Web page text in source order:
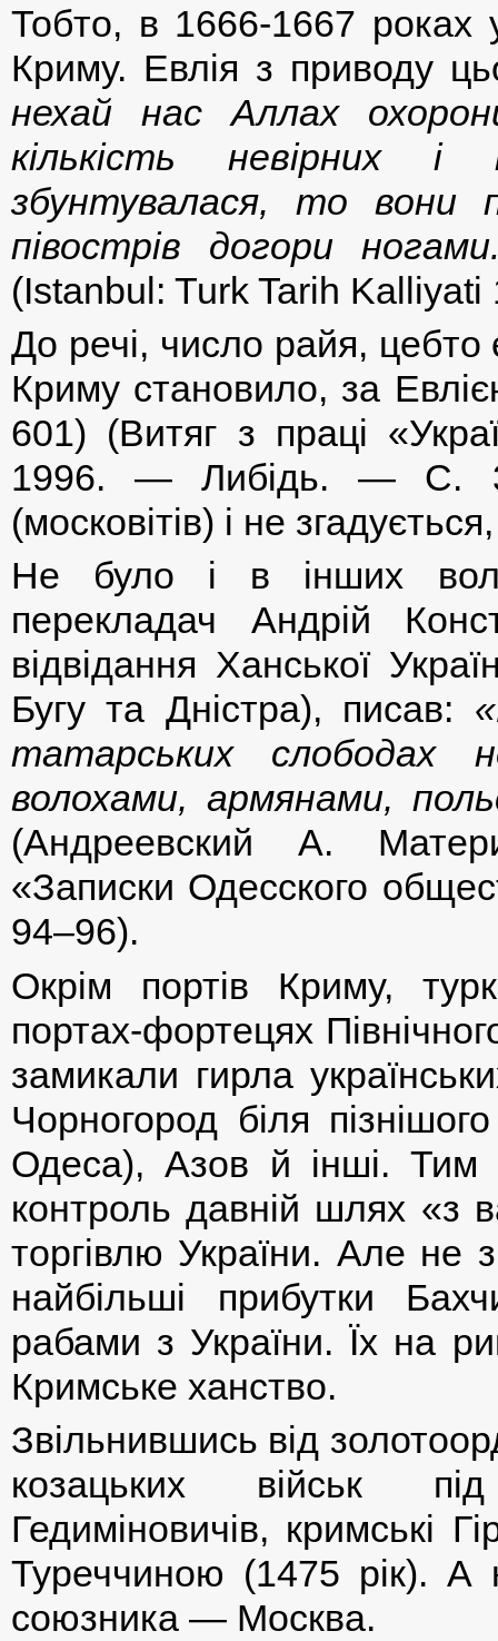
Тобто, в 1666-1667 роках
Криму. Евлія з приводу
нехай нас Аллах
кількість невірних і
збунтувалася, то вони
півострів догори
(Istanbul: Turk Tarih
До речі, число райя, цебто
Криму становило, за
601) (Витяг з праці
1996. — Либідь. — С.
(московітів) і не
Не було і в інших
перекладач Андрій
відвідання Ханської
Бугу та Дністра), писав:
татарських
волохами, армянами,
(Андреевский А.
«Записки Одесского
94–96).
Окрім портів Криму,
портах-фортецях
замикали гирла
Чорногород біля
Одеса), Азов й інші. Тим
контроль давній шлях «з
торгівлю України. Але не
найбільші прибутки
рабами з України. Їх на
Кримське ханство.
Звільнившись від
козацьких військ
Гедиміновичів, кримські
Туреччиною (1475 рік). А
союзника — Москва.